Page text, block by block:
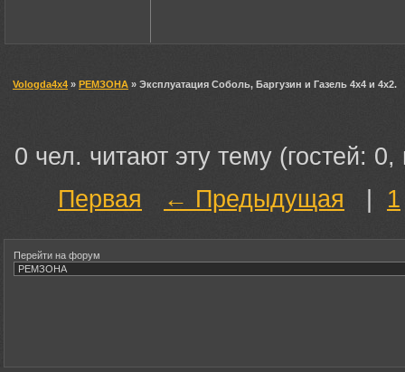
Vologda4x4 » РЕМЗОНА » Эксплуатация Соболь, Баргузин и Газель 4х4 и 4х2.
0 чел. читают эту тему (гостей:
Первая
← Предыдущая 1
Перейти на форум